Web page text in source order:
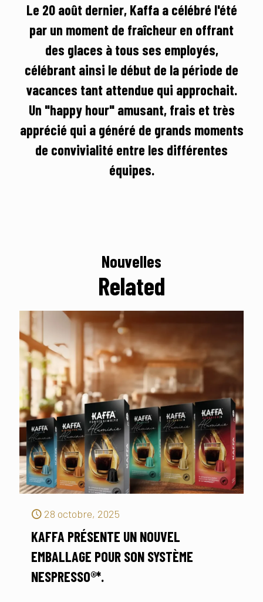
Le 20 août dernier, Kaffa a célébré l'été
par un moment de fraîcheur en offrant
des glaces à tous ses employés,
célébrant ainsi le début de la période de
vacances tant attendue qui approchait.
Un "happy hour" amusant, frais et très
apprécié qui a généré de grands moments
de convivialité entre les différentes
équipes.
Nouvelles
Related
28 octobre, 2025
KAFFA PRÉSENTE UN NOUVEL
EMBALLAGE POUR SON SYSTÈME
NESPRESSO®*.